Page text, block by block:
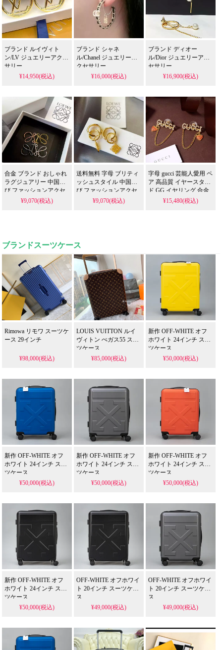
ブランド ルイヴィト
ン/LV ジュエリーアクセ
サリー
¥14,950(税込)
ブランド シャネ
ル/Chanel ジュエリーア
クセサリー
¥16,000(税込)
ブランド ディオー
ル/Dior ジュエリーアク
セサリー
¥16,900(税込)
合金 ブランド おしゃれ
ラグジュアリー 中国結
び ファッションアクセ
サリー 送料無料 ロエベ
¥9,070(税込)
送料無料 字母 ブリティ
ッシュスタイル 中国結
び ファッションアクセ
サリー ブランド オシャ
¥9,070(税込)
字母 gucci 芸能人愛用 ペ
ア 高品質 イヤースタッ
ド GG イヤリング 合金
くさり/チェーン オシャ
¥15,480(税込)
ブランドスーツケース
Rimowa リモワ スーツケ
ース 29インチ
¥98,000(税込)
LOUIS VUITTON ルイ
ヴィトン ぺガス55 スー
ツケース
¥85,000(税込)
新作 OFF-WHITE オフ
ホワイト 24インチ スー
ツケース
¥50,000(税込)
新作 OFF-WHITE オフ
ホワイト 24インチ スー
ツケース
¥50,000(税込)
新作 OFF-WHITE オフ
ホワイト 24インチ スー
ツケース
¥50,000(税込)
新作 OFF-WHITE オフ
ホワイト 24インチ スー
ツケース
¥50,000(税込)
新作 OFF-WHITE オフ
ホワイト 24インチ スー
ツケース
¥50,000(税込)
OFF-WHITE オフホワイ
ト 20インチ スーツケー
ス
¥49,000(税込)
OFF-WHITE オフホワイ
ト 20インチ スーツケー
ス
¥49,000(税込)